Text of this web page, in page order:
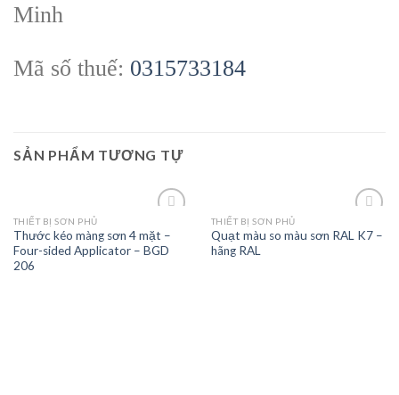
Minh
Mã số thuế: 0315733184
SẢN PHẨM TƯƠNG TỰ
THIẾT BỊ SƠN PHỦ
Thước kéo màng sơn 4 mặt –
Four-sided Applicator – BGD
206
THIẾT BỊ SƠN PHỦ
Quạt màu so màu sơn RAL K7 –
hãng RAL